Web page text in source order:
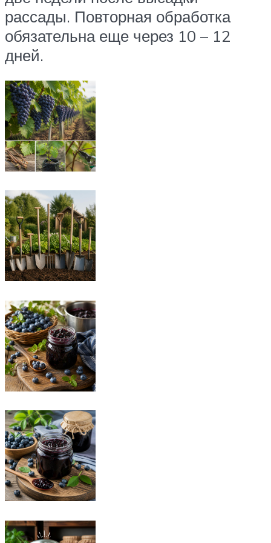
рассады. Повторная обработка
обязательна еще через 10 – 12
дней.